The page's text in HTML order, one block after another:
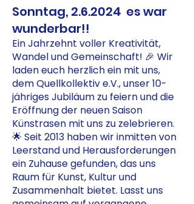
Sonntag, 2.6.2024 es war
wunderbar!!
Ein Jahrzehnt voller Kreativität,
Wandel und Gemeinschaft! 🎉 Wir
laden euch herzlich ein mit uns,
dem Quellkollektiv e.V., unser 10-
jähriges Jubiläum zu feiern und die
Eröffnung der neuen Saison
Künstrasen mit uns zu zelebrieren.
🌟 Seit 2013 haben wir inmitten von
Leerstand und Herausforderungen
ein Zuhause gefunden, das uns
Raum für Kunst, Kultur und
Zusammenhalt bietet. Lasst uns